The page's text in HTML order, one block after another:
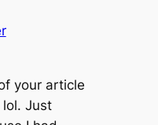
your article
Just